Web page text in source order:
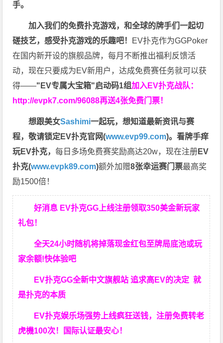
手。
加入我们的免费扑克游戏，和全球的牌手们一起切
磋技艺，感受扑克游戏的乐趣吧！ EV扑克作为GGPoker
在国内新开设的旗舰品牌，每月不断推出福利反馈活
动，现在只要成为EV新用户，达成免费赛任务就可以获
得——"EV专属大宝箱"启动码1组加入EV扑克战队：
http://evpk7.com/96088再送4张免费门票！
想跟美女Sashimi一起玩，想知道最新资讯与赛
程，敬请锁定EV扑克官网(www.evp99.com)。看牌手痒
玩EV扑克，每日多场免费赛奖励高达20w，现在注册EV
扑克(www.evpk89.com)额外加赠8张幸运赛门票最高奖
励1500倍！
好消息 EV扑克GG上线注册领取350美金新玩家
礼包！
全天24小时随机将掉落现金红包至牌局底池或玩
家余额!快体验吧
EV扑克GG全新中文旗舰站 追求高EV的决定就
是扑克的本质
EV扑克娱乐场强势上线疯狂送钱，注册免费转老
虎機100次！国际认证最安心！